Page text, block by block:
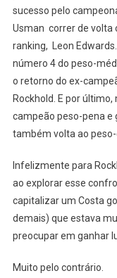
sucesso pelo
Usman correr de volta
ranking, Leon
número 4 do peso-
o retorno do ex-
Rockhold. E por
campeão peso-pena e
também volta ao
Infelizmente para
ao explorar esse
capitalizar um Costa
demais) que estava
preocupar em ganhar
Muito pelo contrário.